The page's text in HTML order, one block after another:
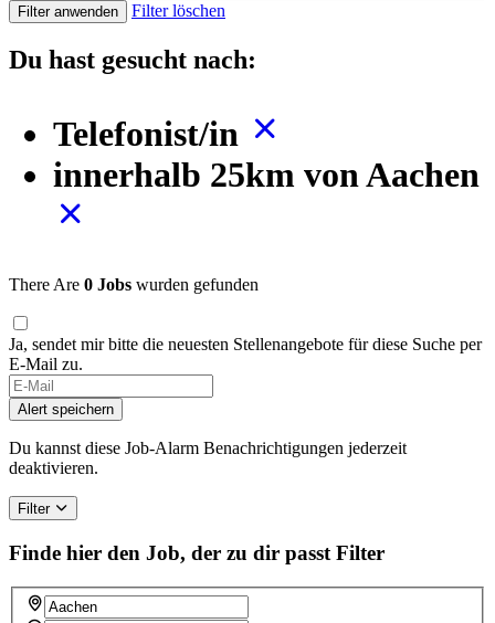
Filter anwenden Filter löschen
Du hast gesucht nach:
Telefonist/in
innerhalb 25km von Aachen
There Are 0 Jobs wurden gefunden
Ja, sendet mir bitte die neuesten Stellenangebote für diese Suche per
E-Mail zu.
If
you
are
a
human,
this
field
Alert speichern
Du kannst diese Job-Alarm Benachrichtigungen jederzeit
deaktivieren.
Filter
Finde hier den Job, der zu dir passt Filter